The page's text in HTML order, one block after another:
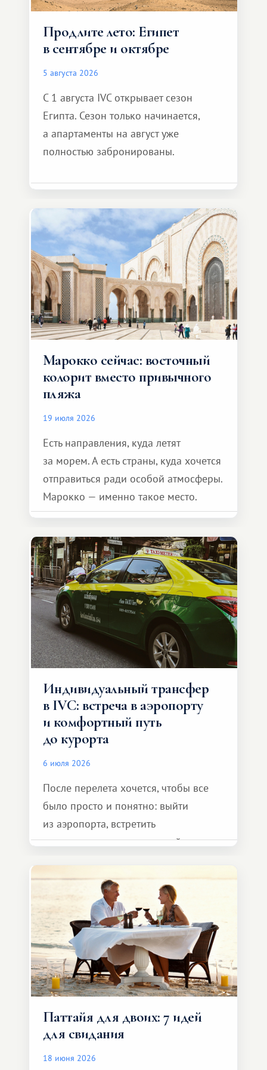
Продлите лето: Египет
в сентябре и октябре
5 августа 2026
С 1 августа IVC открывает сезон
Египта. Сезон только начинается,
а апартаменты на август уже
полностью забронированы.
Марокко сейчас: восточный
колорит вместо привычного
пляжа
19 июля 2026
Есть направления, куда летят
за морем. А есть страны, куда хочется
отправиться ради особой атмосферы.
Марокко — именно такое место.
Индивидуальный трансфер
в IVC: встреча в аэропорту
и комфортный путь
до курорта
6 июля 2026
После перелета хочется, чтобы все
было просто и понятно: выйти
из аэропорта, встретить
представителя транспортной
и спокойно доехать до курорта.
Паттайя для двоих: 7 идей
для свидания
18 июня 2026